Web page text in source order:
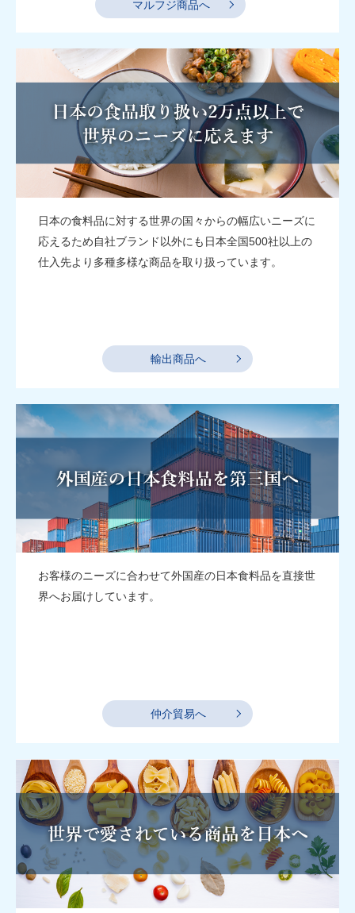
マルフジ商品へ
日本の食料品に対する世界の国々からの幅広いニーズに
応えるため自社ブランド以外にも日本全国500社以上の
仕入先より多種多様な商品を取り扱っています。
輸出商品へ
お客様のニーズに合わせて外国産の日本食料品を直接世
界へお届けしています。
仲介貿易へ